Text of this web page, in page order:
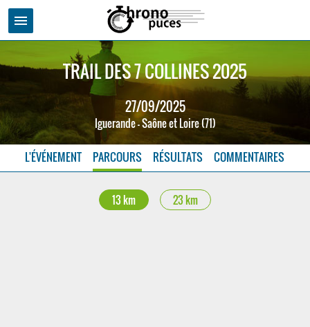
menu
TRAIL DES 7 COLLINES 2025
27/09/2025
Iguerande - Saône et Loire (71)
L'ÉVÉNEMENT PARCOURS RÉSULTATS COMMENTAIRES
13 km 23 km